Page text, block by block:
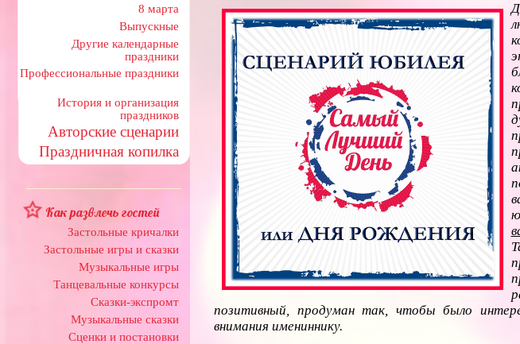
8 марта
Выпускные
Другие календарные
праздники
Профессиональные праздники
История и организация
праздников
Авторские сценарии
Праздничная копилка
Как развлечь гостей
Застольные кричалки
Застольные игры и сказки
Музыкальные игры
Танцевальные конкурсы
Сказки-экспромт
Музыкальные сказки
Сценки и постановки
позитивный, продуман так, чтобы было
внимания имениннику.